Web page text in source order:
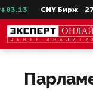
CNY Бирж 27.59